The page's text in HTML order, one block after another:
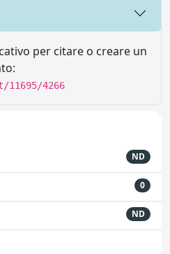
per citare o creare un
4266
ND
0
ND